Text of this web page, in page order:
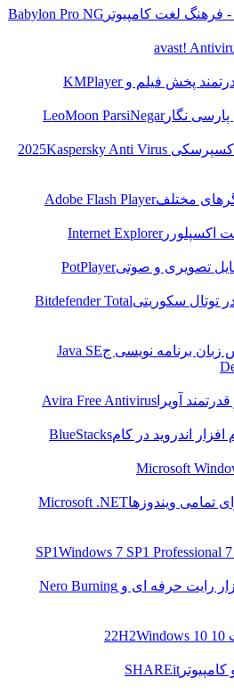
Babylon Pro NG
avast!
پخش فیلم و KMPlayer
LeoMoon ParsiNegar
Kaspersky Anti Virus
Adobe Flash Player
Internet Explorer
و صوتیPotPlayer
سکوریتیBitdefender Total
نویسی جJava SE
آویراAvira Free Antivirus
در کام BlueStacks
ویندوزهاMicrosoft .NET
Windows 7 SP1
Nero Burning
Windows
SHAREit